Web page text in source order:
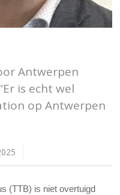
Antwerpen
is echt wel
op Antwerpen
(TTB) is niet overtuigd